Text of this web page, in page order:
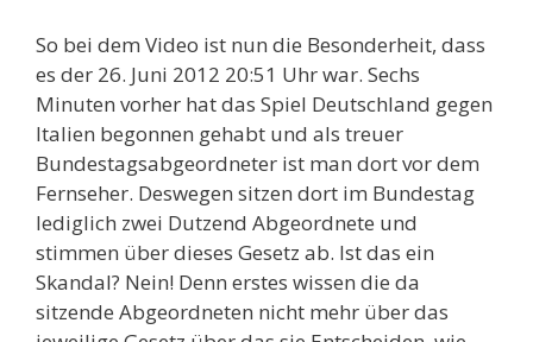
So bei dem Video ist nun die Besonderheit, dass
es der 26. Juni 2012 20:51 Uhr war. Sechs
Minuten vorher hat das Spiel Deutschland gegen
Italien begonnen gehabt und als treuer
Bundestagsabgeordneter ist man dort vor dem
Fernseher. Deswegen sitzen dort im Bundestag
lediglich zwei Dutzend Abgeordnete und
stimmen über dieses Gesetz ab. Ist das ein
Skandal? Nein! Denn erstes wissen die da
sitzende Abgeordneten nicht mehr über das